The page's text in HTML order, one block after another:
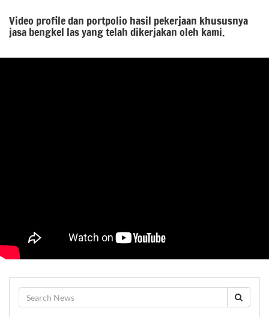
Video profile dan portpolio hasil pekerjaan khususnya
jasa bengkel las yang telah dikerjakan oleh kami.